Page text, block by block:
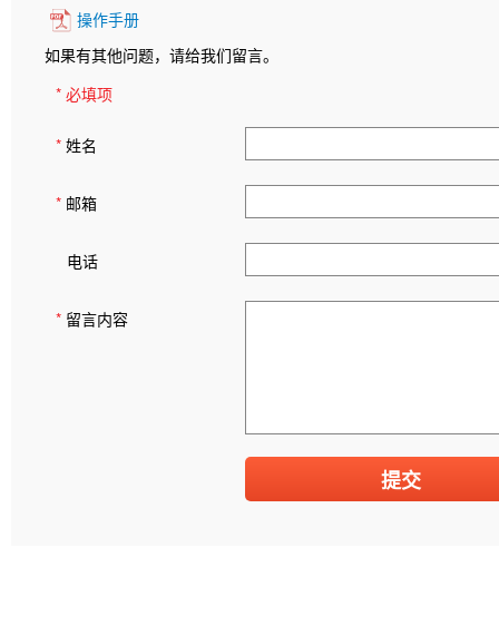
操作手册
如果有其他问题，请给我们留言。
* 必填项
* 姓名
* 邮箱
电话
* 留言内容